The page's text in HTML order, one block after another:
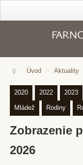
Kanonická vizitácia
Duchovné povolania
Správcovia farnosti
Kapláni
Úvod > Aktuality
2020 2022 2023
Mládež Rodiny
Zobrazenie
2026